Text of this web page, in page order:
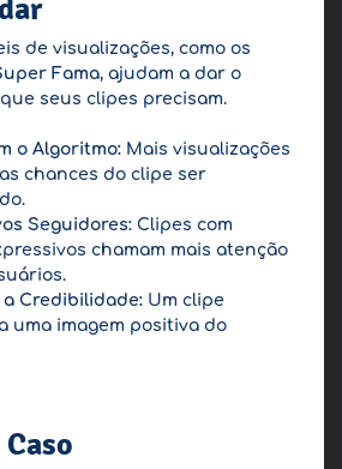
de visualizações, como os
Fama, ajudam a dar o
seus clipes precisam.
o Algoritmo: Mais visualizações
chances do clipe ser
Seguidores: Clipes com
chamam mais atenção
Credibilidade: Um clipe
uma imagem positiva do